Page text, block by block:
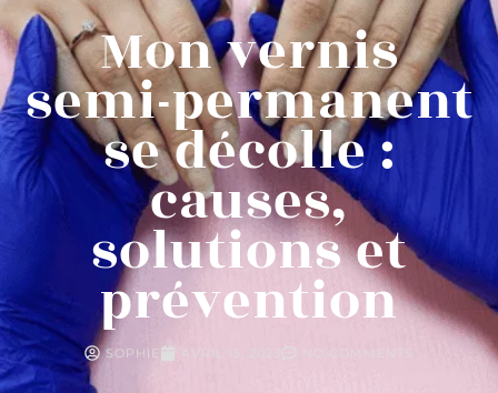
Mon vernis
semi-permanent
se décolle :
causes,
solutions et
prévention
SOPHIE NO COMMENTS